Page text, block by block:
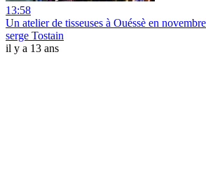
13:58
Un atelier de tisseuses à Ouéssè en
serge Tostain
il y a 13 ans